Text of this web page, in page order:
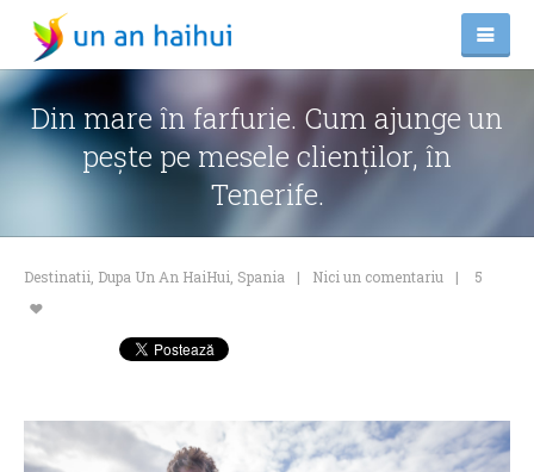
Din mare în farfurie. Cum ajunge un
peşte pe mesele clienţilor, în
Tenerife.
Destinatii Dupa Un An HaiHui Spania Nici un comentariu 5